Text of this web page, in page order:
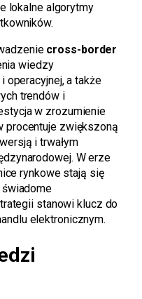
lokalne algorytmy
cross-border
wiedzy
operacyjnej, a także
trendów i
w zrozumienie
procentuje zwiększoną
i trwałym
W erze
rynkowe stają się
stanowi klucz do
elektronicznym.